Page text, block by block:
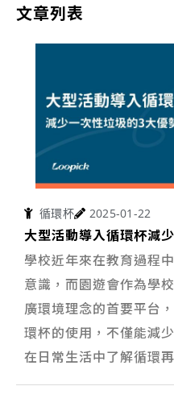
文章列表
循環杯 2025-01-22
大型活動導入循環杯減
學校近年來在教育過程
意識，而園遊會作為學
廣環境理念的首要平台
環杯的使用，不僅能減
在日常生活中了解循環